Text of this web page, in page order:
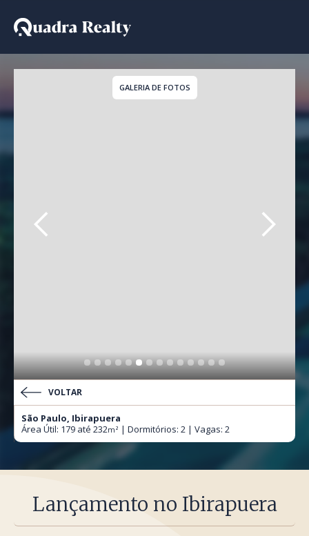
Apartamento -
GALERIA DE FOTOS
VOLTAR
São Paulo, Ibirapuera
Área Útil: 179 até 232m² | Dormitórios: 2 | Vagas: 2
Lançamento no Ibirapuera